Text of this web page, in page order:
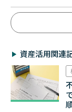
資産活用関連